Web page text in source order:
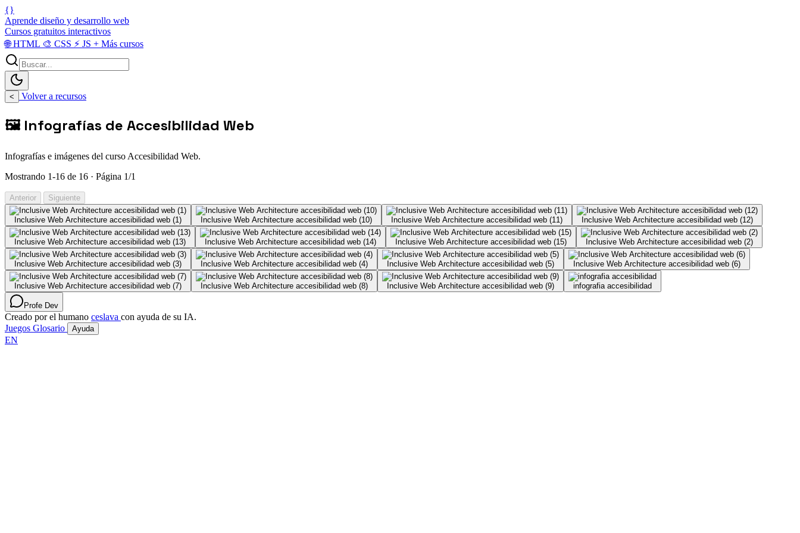
{}
Aprende diseño y desarrollo web
Cursos gratuitos interactivos
🌐HTML 🎨 CSS ⚡ JS + Más cursos
< Volver a recursos
🖼️ Infografías de Accesibilidad Web
Infografías e imágenes del curso Accesibilidad Web.
Mostrando 1-16 de 16 · Página 1/1
Anterior Siguiente
Inclusive Web Architecture accesibilidad web (1) Inclusive Web Architecture accesibilidad web (10) Inclusive Web Architecture accesibilidad web (11) Inclusive Web Architecture accesibilidad web (12)
Inclusive Web Architecture accesibilidad web (13) Inclusive Web Architecture accesibilidad web (14) Inclusive Web Architecture accesibilidad web (15) Inclusive Web Architecture accesibilidad web (2)
Inclusive Web Architecture accesibilidad web (3) Inclusive Web Architecture accesibilidad web (4) Inclusive Web Architecture accesibilidad web (5) Inclusive Web Architecture accesibilidad web (6)
Inclusive Web Architecture accesibilidad web (7) Inclusive Web Architecture accesibilidad web (8) Inclusive Web Architecture accesibilidad web (9) infografia accesibilidad
Profe Dev
Creado por el humano ceslava con ayuda de su IA.
Juegos Glosario Ayuda
EN